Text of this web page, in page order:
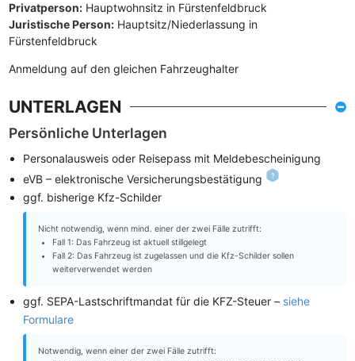
Privatperson: Hauptwohnsitz in Fürstenfeldbruck
Juristische Person: Hauptsitz/Niederlassung in
Fürstenfeldbruck
Anmeldung auf den gleichen Fahrzeughalter
UNTERLAGEN
Persönliche Unterlagen
Personalausweis oder Reisepass mit Meldebescheinigung
eVB – elektronische Versicherungsbestätigung
ggf. bisherige Kfz-Schilder
Nicht notwendig, wenn mind. einer der zwei Fälle zutrifft:
Fall 1: Das Fahrzeug ist aktuell stillgelegt
Fall 2: Das Fahrzeug ist zugelassen und die Kfz-Schilder sollen
weiterverwendet werden
ggf. SEPA-Lastschriftmandat für die KFZ-Steuer – siehe
Formulare
Notwendig, wenn einer der zwei Fälle zutrifft: